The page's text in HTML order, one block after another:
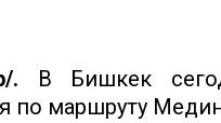
. В Бишкек
по маршруту